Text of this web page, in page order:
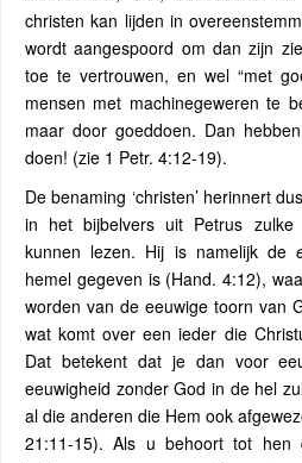
christen kan lijden in
wordt aangespoord om dan zijn
toe te vertrouwen, en wel “met
mensen met machinegeweren te
maar door goeddoen. Dan
doen! (zie 1 Petr. 4:12-19).
De benaming ‘christen’ herinnert
in het bijbelvers uit Petrus
kunnen lezen. Hij is namelijk de
hemel gegeven is (Hand. 4:12),
worden van de eeuwige toorn van
wat komt over een ieder die
Dat betekent dat je dan voor
eeuwigheid zonder God in de hel
al die anderen die Hem ook
21:11-15). Als u behoort tot hen